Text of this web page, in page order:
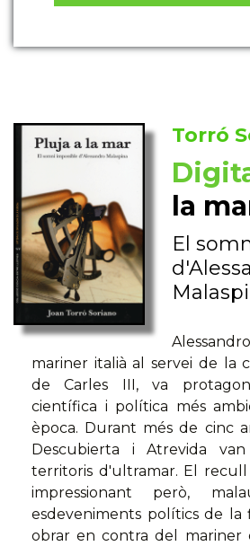
Torró
la
El
mariner italià al servei de la
de Carles III, va
científica i política més
època. Durant més de cinc
Descubierta i Atrevida
territoris d'ultramar. El
impressionant però,
esdeveniments polítics de la
obrar en contra del mariner